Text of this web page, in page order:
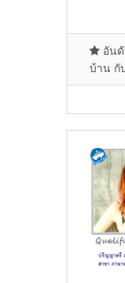
อัน
บ้าน กั